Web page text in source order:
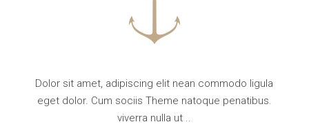
Dolor sit amet, adipiscing elit nean commodo ligula
eget dolor. Cum sociis Theme natoque penatibus.
viverra nulla ut ..